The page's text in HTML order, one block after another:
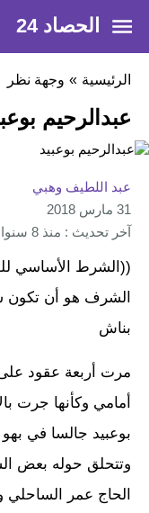
الحصاد 24
الرئيسية » وجهة نظر
عبدالرحيم
عبد اللطيف وهبي
31 مارس 2018
آخر تحديث : منذ 8 سنوات
((الشرط الأساسي
الشرف هو أن
بناش
مرت أربعة عقود على
أمامي وكأنها جرت
بوعبيد جالسا في بهو
وتتحلق حوله بعض
الحاج عمر